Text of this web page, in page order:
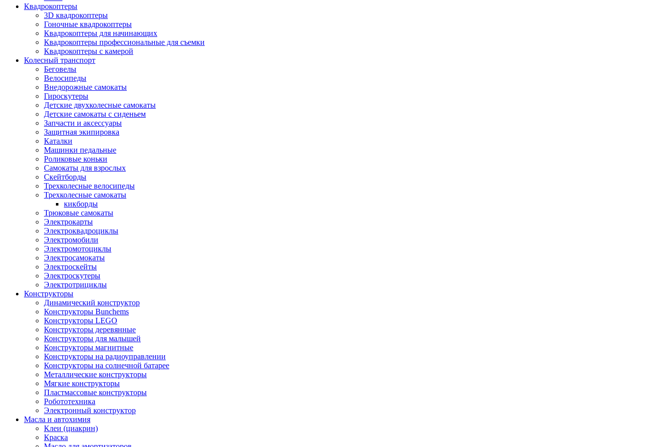
Квадрокоптеры
3D квадрокоптеры
Гоночные квадрокоптеры
Квадрокоптеры для начинающих
Квадрокоптеры профессиональные для съемки
Квадрокоптеры с камерой
Колесный транспорт
Беговелы
Велосипеды
Внедорожные самокаты
Гироскутеры
Детские двухколесные самокаты
Детские самокаты с сиденьем
Запчасти и аксессуары
Защитная экипировка
Каталки
Машинки педальные
Роликовые коньки
Самокаты для взрослых
Скейтборды
Трехколесные велосипеды
Трехколесные самокаты
кикборды
Трюковые самокаты
Электрокарты
Электроквадроциклы
Электромобили
Электромотоциклы
Электросамокаты
Электроскейты
Электроскутеры
Электротрициклы
Конструкторы
Динамический конструктор
Конструкторы Bunchems
Конструкторы LEGO
Конструкторы деревянные
Конструкторы для малышей
Конструкторы магнитные
Конструкторы на радиоуправлении
Конструкторы на солнечной батарее
Металлические конструкторы
Мягкие конструкторы
Пластмассовые конструкторы
Робототехника
Электронный конструктор
Масла и автохимия
Клеи (циакрин)
Краска